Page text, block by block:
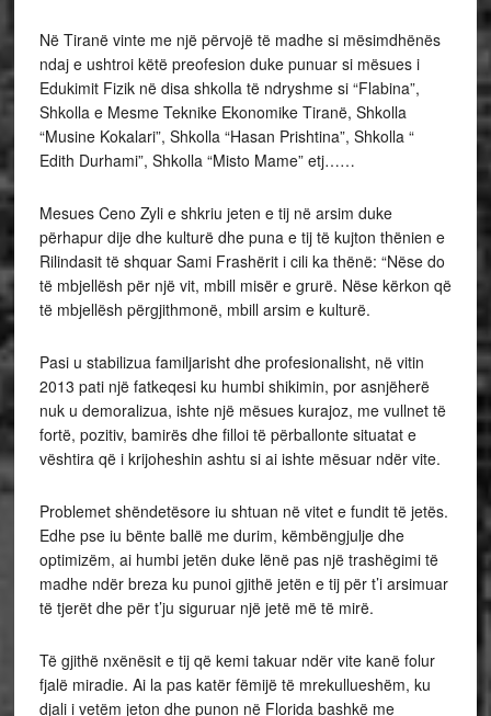
Në Tiranë vinte me një përvojë të madhe si mësimdhënës
ndaj e ushtroi këtë preofesion duke punuar si mësues i
Edukimit Fizik në disa shkolla të ndryshme si “Flabina”,
Shkolla e Mesme Teknike Ekonomike Tiranë, Shkolla
“Musine Kokalari”, Shkolla “Hasan Prishtina”, Shkolla “
Edith Durhami”, Shkolla “Misto Mame” etj……
Mesues Ceno Zyli e shkriu jeten e tij në arsim duke
përhapur dije dhe kulturë dhe puna e tij të kujton thënien e
Rilindasit të shquar Sami Frashërit i cili ka thënë: “Nëse do
të mbjellësh për një vit, mbill misër e grurë. Nëse kërkon që
të mbjellësh përgjithmonë, mbill arsim e kulturë.
Pasi u stabilizua familjarisht dhe profesionalisht, në vitin
2013 pati një fatkeqesi ku humbi shikimin, por asnjëherë
nuk u demoralizua, ishte një mësues kurajoz, me vullnet të
fortë, pozitiv, bamirës dhe filloi të përballonte situatat e
vështira që i krijoheshin ashtu si ai ishte mësuar ndër vite.
Problemet shëndetësore iu shtuan në vitet e fundit të jetës.
Edhe pse iu bënte ballë me durim, këmbëngjulje dhe
optimizëm, ai humbi jetën duke lënë pas një trashëgimi të
madhe ndër breza ku punoi gjithë jetën e tij për t’i arsimuar
të tjerët dhe për t’ju siguruar një jetë më të mirë.
Të gjithë nxënësit e tij që kemi takuar ndër vite kanë folur
fjalë miradie. Ai la pas katër fëmijë të mrekullueshëm, ku
djali i vetëm jeton dhe punon në Florida bashkë me